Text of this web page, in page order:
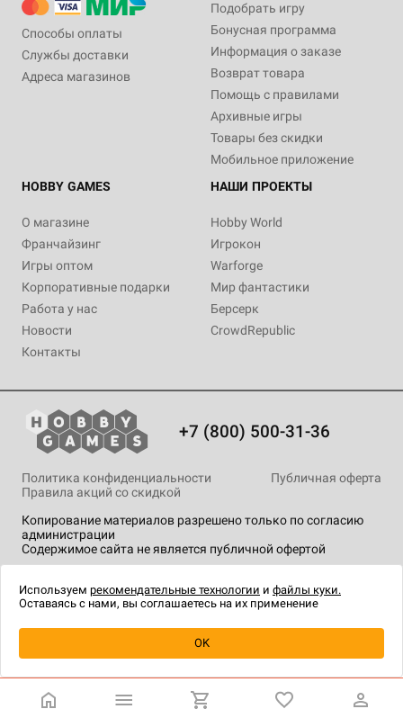
Способы оплаты
Службы доставки
Адреса магазинов
Подобрать игру
Бонусная программа
Информация о заказе
Возврат товара
Помощь с правилами
Архивные игры
Товары без скидки
Мобильное приложение
HOBBY GAMES
О магазине
Франчайзинг
Игры оптом
Корпоративные подарки
Работа у нас
Новости
Контакты
НАШИ ПРОЕКТЫ
Hobby World
Игрокон
Warforge
Мир фантастики
Берсерк
CrowdRepublic
+7 (800) 500-31-36
Копирование материалов разрешено только по согласию
администрации
Содержимое сайта не является публичной офертой
Политика конфиденциальности
Публичная оферта
Правила акций со скидкой
технологии.
Используем рекомендательные технологии и файлы куки.
Оставаясь с нами, вы соглашаетесь на их применение
OK